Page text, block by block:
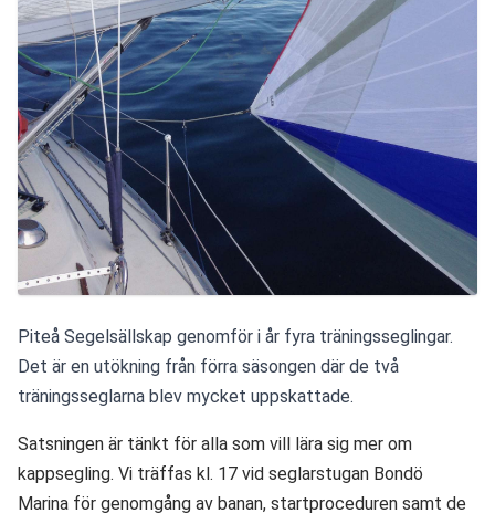
Piteå Segelsällskap genomför i år fyra träningsseglingar.
Det är en utökning från förra säsongen där de två
träningsseglarna blev mycket uppskattade.
Satsningen är tänkt för alla som vill lära sig mer om
kappsegling. Vi träffas kl. 17 vid seglarstugan Bondö
Marina för genomgång av banan, startproceduren samt de